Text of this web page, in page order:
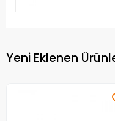
Yeni Eklenen